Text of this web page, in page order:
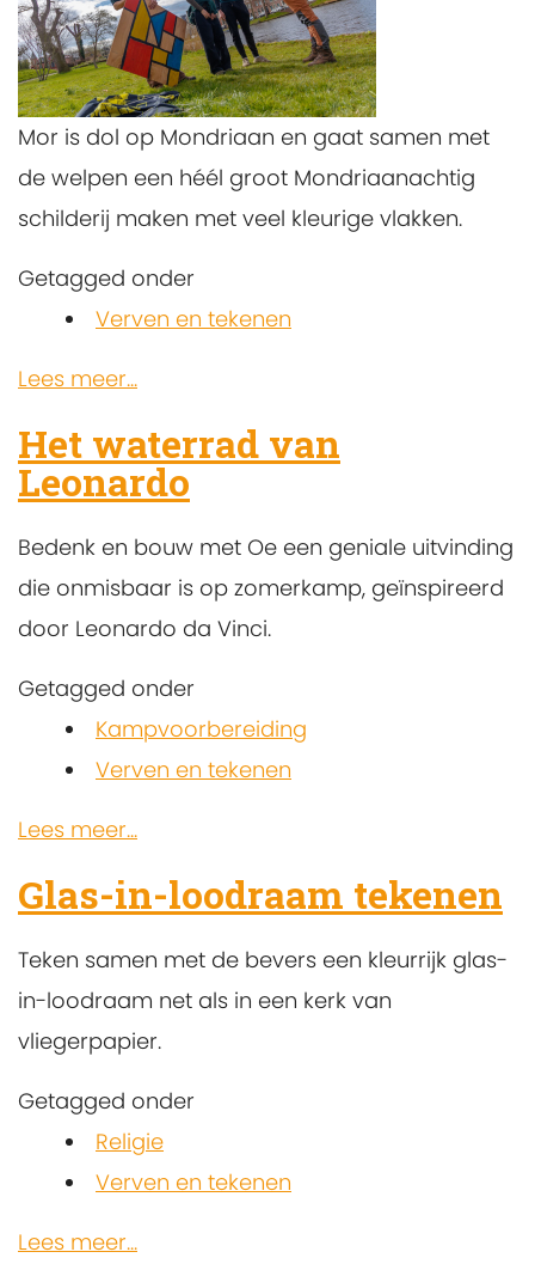
Mor is dol op Mondriaan en gaat samen met
de welpen een héél groot Mondriaanachtig
schilderij maken met veel kleurige vlakken.
Getagged onder
Verven en tekenen
Lees meer...
Het waterrad van
Leonardo
Bedenk en bouw met Oe een geniale uitvinding
die onmisbaar is op zomerkamp, geïnspireerd
door Leonardo da Vinci.
Getagged onder
Kampvoorbereiding
Verven en tekenen
Lees meer...
Glas-in-loodraam tekenen
Teken samen met de bevers een kleurrijk glas-
in-loodraam net als in een kerk van
vliegerpapier.
Getagged onder
Religie
Verven en tekenen
Lees meer...